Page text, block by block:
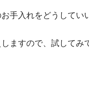
手入れをどうしてい
ますので、試してみ